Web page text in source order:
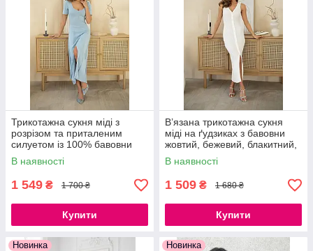
ПРИЙОМ
ЗАМОВЛЕНЬ
ЗРУЧНИМИ
СПОСОБАМИ
ЩОДЕННЕ
ОНОВЛЕННЯ
АСОРТИМЕНТУ
БЕЗПЕКА ТА
НАДІЙНІСТЬ
КОНСУЛЬТАЦІЮ З
БУДЬ-ЯКИХ ПИТАНЬ
ОПЕРАТИВНУ
ДОСТАВКУ
Трикотажна сукня міді з
розрізом та приталеним
силуетом із 100% бавовни
В наявності
1 549 ₴ 1 700 ₴
Купити
В’язана трикотажна сукня
міді на ґудзиках з бавовни
жовтий, бежевий, блакитний,
молочний, червоний,
помаранчевий, кемел
В наявності
1 509 ₴ 1 680 ₴
Купити
Новинка Новинка